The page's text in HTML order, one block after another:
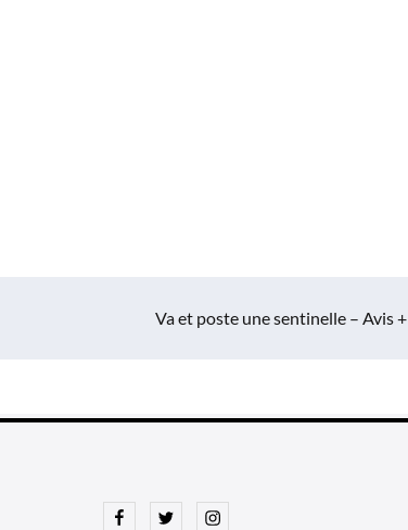
Va et poste une sentinelle – Avis +
FacebookTwitterInstagram